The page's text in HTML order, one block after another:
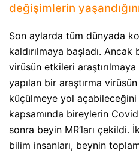
değişimlerin
Son aylarda tüm dünyada
kaldırılmaya başladı. Ancak
virüsün etkileri
yapılan bir araştırma
küçülmeye yol
kapsamında bireylerin
sonra beyin MR’ları çekildi.
bilim insanları, beynin